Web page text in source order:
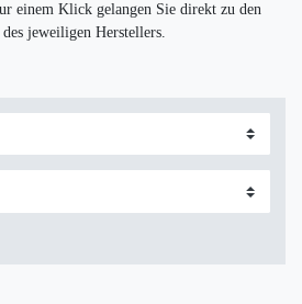
einem Klick gelangen Sie direkt zu den
jeweiligen Herstellers.